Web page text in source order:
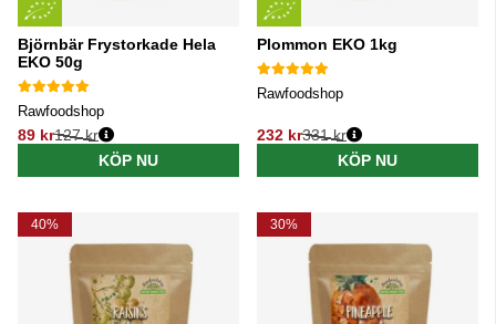
Björnbär Frystorkade Hela
EKO 50g
Rawfoodshop
89 kr
Ordinarie pris:
127 kr
KÖP NU
Plommon EKO 1kg
Rawfoodshop
232 kr
Ordinarie pris:
331 kr
KÖP NU
40% 30%